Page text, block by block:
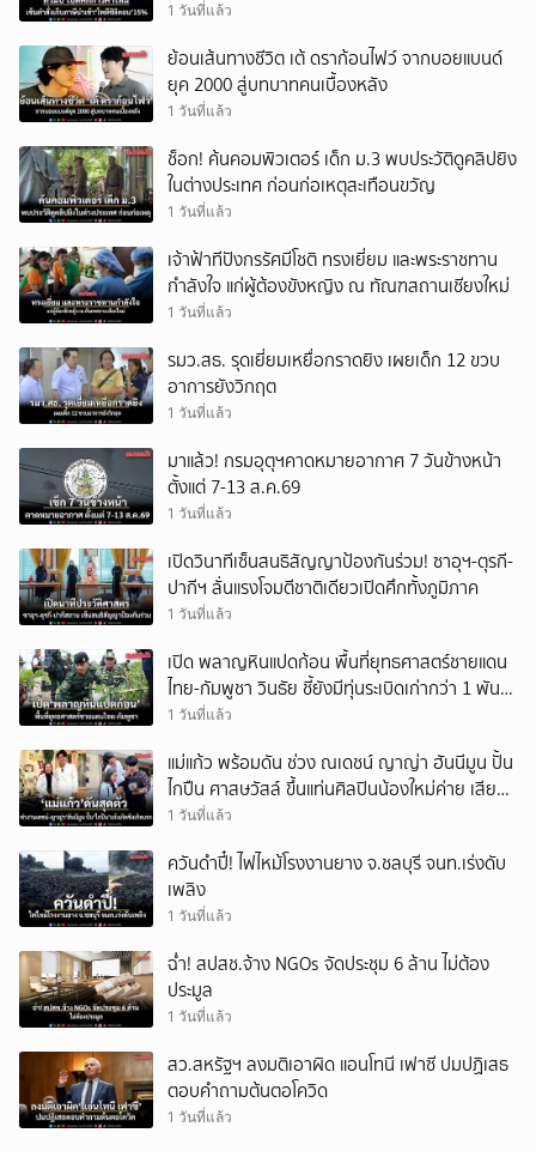
1 วันที่แล้ว
ย้อนเส้นทางชีวิต เต้ ดราก้อนไฟว์ จากบอยแบนด์
ยุค 2000 สู่บทบาทคนเบื้องหลัง
1 วันที่แล้ว
ช็อก! ค้นคอมพิวเตอร์ เด็ก ม.3 พบประวัติดูคลิปยิง
ในต่างประเทศ ก่อนก่อเหตุสะเทือนขวัญ
1 วันที่แล้ว
เจ้าฟ้าทีปังกรรัศมีโชติ ทรงเยี่ยม และพระราชทาน
กำลังใจ แก่ผู้ต้องขังหญิง ณ ทัณฑสถานเชียงใหม่
1 วันที่แล้ว
รมว.สธ. รุดเยี่ยมเหยื่อกราดยิง เผยเด็ก 12 ขวบ
อาการยังวิกฤต
1 วันที่แล้ว
มาแล้ว! กรมอุตุฯคาดหมายอากาศ 7 วันข้างหน้า
ตั้งแต่ 7-13 ส.ค.69
1 วันที่แล้ว
เปิดวินาทีเซ็นสนธิสัญญาป้องกันร่วม! ซาอุฯ-ตุรกี-
ปากีฯ ลั่นแรงโจมตีชาติเดียวเปิดศึกทั้งภูมิภาค
1 วันที่แล้ว
เปิด พลาญหินแปดก้อน พื้นที่ยุทธศาสตร์ชายแดน
ไทย-กัมพูชา วินธัย ชี้ยังมีทุ่นระเบิดเก่ากว่า 1 พัน
ตร.กม.
1 วันที่แล้ว
แม่แก้ว พร้อมดัน ช่วง ณเดชน์ ญาญ่า ฮันนีมูน ปั้น
ไกปืน ศาสษวัสล์ ขึ้นแท่นศิลปินน้องใหม่ค่าย เสียง
มิวสิค
1 วันที่แล้ว
ควันดำปี๋! ไฟไหม้โรงงานยาง จ.ชลบุรี จนท.เร่งดับ
เพลิง
1 วันที่แล้ว
ฉ่ำ! สปสช.จ้าง NGOs จัดประชุม 6 ล้าน ไม่ต้อง
ประมูล
1 วันที่แล้ว
สว.สหรัฐฯ ลงมติเอาผิด แอนโทนี เฟาซี ปมปฏิเสธ
ตอบคำถามต้นตอโควิด
1 วันที่แล้ว